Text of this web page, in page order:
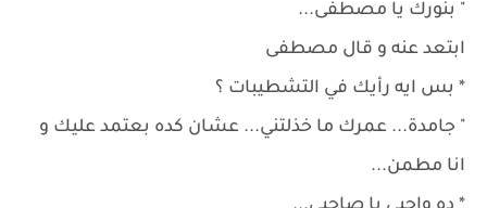
" بنورك يا مصطفى...
ابتعد عنه و قال مصطفى
* بس ايه رأيك في التشطيبات ؟
" جامدة... عمرك ما خذلتني... عشان كده بعتمد عليك و
انا مطمن...